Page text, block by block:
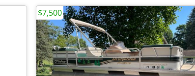
$7,500